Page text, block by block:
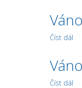
Číst dál
Číst dál